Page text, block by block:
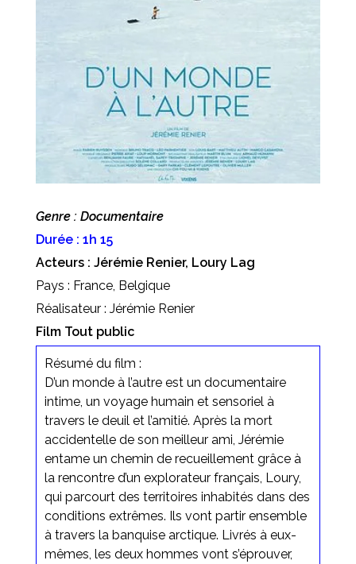
Genre : Documentaire
Durée : 1h 15
Acteurs : Jérémie Renier, Loury Lag
Pays : France, Belgique
Réalisateur : Jérémie Renier
Film Tout public
Résumé du film :
D’un monde à l’autre est un documentaire
intime, un voyage humain et sensoriel à
travers le deuil et l’amitié. Après la mort
accidentelle de son meilleur ami, Jérémie
entame un chemin de recueillement grâce à
la rencontre d’un explorateur français, Loury,
qui parcourt des territoires inhabités dans des
conditions extrêmes. Ils vont partir ensemble
à travers la banquise arctique. Livrés à eux-
mêmes, les deux hommes vont s’éprouver,